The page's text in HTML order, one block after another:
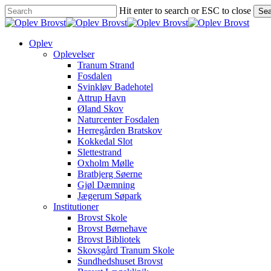
Skip
to
main
content
Hit enter to search or ESC to close
Close
Menu
Oplev
Oplevelser
Tranum Strand
Fosdalen
Svinkløv Badehotel
Attrup Havn
Øland Skov
Naturcenter Fosdalen
Herregården Bratskov
Kokkedal Slot
Slettestrand
Oxholm Mølle
Bratbjerg Søerne
Gjøl Dæmning
Jægerum Søpark
Institutioner
Brovst Skole
Brovst Børnehave
Brovst Bibliotek
Skovsgård Tranum Skole
Sundhedshuset Brovst